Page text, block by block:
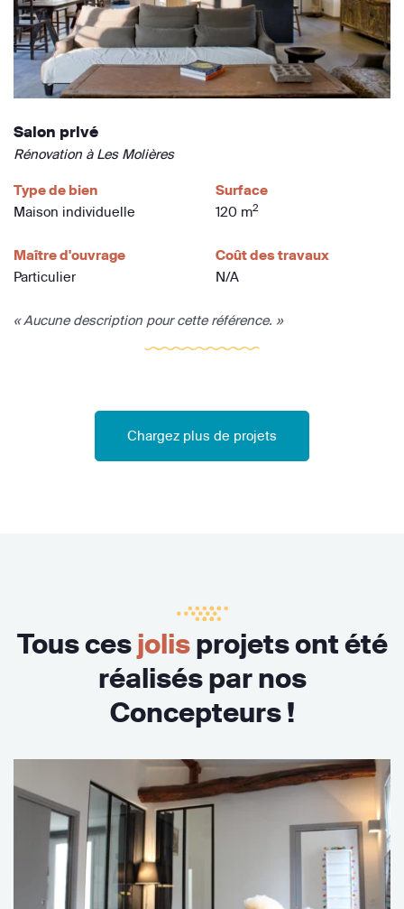
Salon privé
Rénovation à Les Molières
Type de bien
Maison individuelle
Surface
120 m2
Maître d'ouvrage
Particulier
Coût des travaux
N/A
« Aucune description pour cette référence. »
Chargez plus de projets
Tous cesjolisprojets ont été
réalisés par nos
Concepteurs !